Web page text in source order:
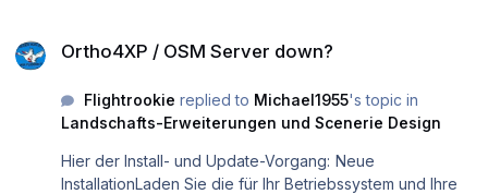
OSM-Daten beginnt. - Am Ende des Downloads (kann
angezeigt, wo die OSM-Daten liegen. Viel Erfolg und
Grüße Horst
Ortho4XP / OSM Server down?
Flightrookie replied to Michael1955's topic in
Landschafts-Erweiterungen und Scenerie Design
Hier der Install- und Update-Vorgang: Neue
InstallationLaden Sie die für Ihr Betriebssystem und Ihre